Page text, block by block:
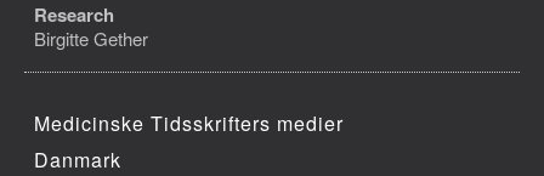
Research
Birgitte Gether
Medicinske Tidsskrifters medier
Danmark